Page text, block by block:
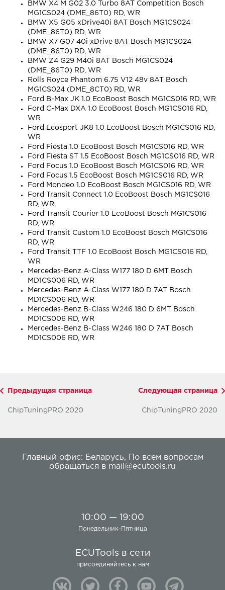
BMW X4 M G02 3.0 Turbo 8AT Competition Bosch
MG1CS024 (DME_86T0) RD, WR
BMW X5 G05 xDrive40i 8AT Bosch MG1CS024
(DME_86T0) RD, WR
BMW X7 G07 40i xDrive 8AT Bosch MG1CS024
(DME_86T0) RD, WR
BMW Z4 G29 M40i 8AT Bosch MG1CS024
(DME_86T0) RD, WR
Rolls Royce Phantom 6.75 V12 48v 8AT Bosch
MG1CS024 (DME_8CT0) RD, WR
Ford B-Max JK 1.0 EcoBoost Bosch MG1CS016 RD, WR
Ford C-Max DXA 1.0 EcoBoost Bosch MG1CS016 RD,
WR
Ford Ecosport JK8 1.0 EcoBoost Bosch MG1CS016 RD,
WR
Ford Fiesta 1.0 EcoBoost Bosch MG1CS016 RD, WR
Ford Fiesta ST 1.5 EcoBoost Bosch MG1CS016 RD, WR
Ford Focus 1.0 EcoBoost Bosch MG1CS016 RD, WR
Ford Focus 1.5 EcoBoost Bosch MG1CS016 RD, WR
Ford Mondeo 1.0 EcoBoost Bosch MG1CS016 RD, WR
Ford Transit Connect 1.0 EcoBoost Bosch MG1CS016
RD, WR
Ford Transit Courier 1.0 EcoBoost Bosch MG1CS016
RD, WR
Ford Transit Custom 1.0 EcoBoost Bosch MG1CS016
RD, WR
Ford Transit TTF 1.0 EcoBoost Bosch MG1CS016 RD,
WR
Mercedes-Benz A-Class W177 180 D 6MT Bosch
MD1CS006 RD, WR
Mercedes-Benz A-Class W177 180 D 7AT Bosch
MD1CS006 RD, WR
Mercedes-Benz B-Class W246 180 D 6MT Bosch
MD1CS006 RD, WR
Mercedes-Benz B-Class W246 180 D 7AT Bosch
MD1CS006 RD, WR
Предыдущая страница
ChipTuningPRO 2020
Следующая страница
ChipTuningPRO 2020
Главный офис: Беларусь,
По всем вопросам
обращаться в mail@ecutools.ru
10:00 — 19:00
Понедельник-Пятница
ECUTools в сети
присоединяйтесь к нам